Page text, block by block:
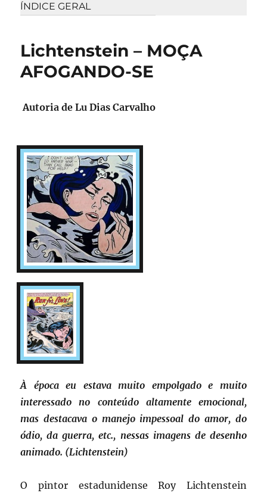
ÍNDICE GERAL
Lichtenstein – MOÇA
AFOGANDO-SE
Autoria de Lu Dias Carvalho
À época eu estava muito empolgado e muito
interessado no conteúdo altamente emocional,
mas destacava o manejo impessoal do amor, do
ódio, da guerra, etc., nessas imagens de desenho
animado. (Lichtenstein)
O pintor estadunidense Roy Lichtenstein